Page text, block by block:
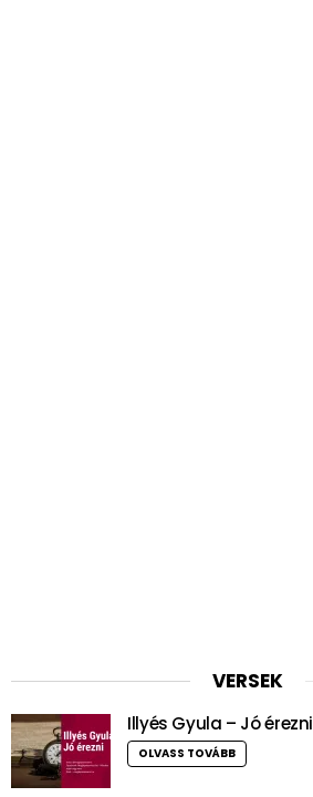
VERSEK
Illyés Gyula – Jó érezni
OLVASS TOVÁBB